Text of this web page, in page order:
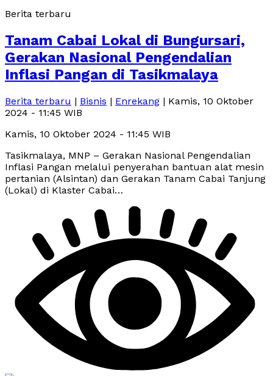
Berita terbaru
Tanam Cabai Lokal di Bungursari,
Gerakan Nasional Pengendalian
Inflasi Pangan di Tasikmalaya
Berita terbaru | Bisnis | Enrekang | Kamis, 10 Oktober
2024 - 11:45 WIB
Kamis, 10 Oktober 2024 - 11:45 WIB
Tasikmalaya, MNP – Gerakan Nasional Pengendalian
Inflasi Pangan melalui penyerahan bantuan alat mesin
pertanian (Alsintan) dan Gerakan Tanam Cabai Tanjung
(Lokal) di Klaster Cabai…